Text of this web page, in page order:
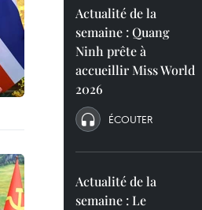
Actualité de la
semaine : Quang
Ninh prête à
accueillir Miss World
2026
ÉCOUTER
Actualité de la
semaine : Le